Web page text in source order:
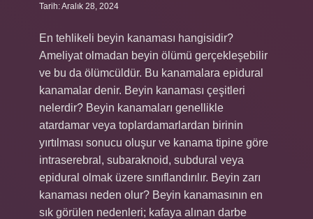
Tarih: Aralık 28, 2024
En tehlikeli beyin kanaması hangisidir?
Ameliyat olmadan beyin ölümü gerçekleşebilir
ve bu da ölümcüldür. Bu kanamalara epidural
kanamalar denir. Beyin kanaması çeşitleri
nelerdir? Beyin kanamaları genellikle
atardamar veya toplardamarlardan birinin
yırtılması sonucu oluşur ve kanama tipine göre
intraserebral, subaraknoid, subdural veya
epidural olmak üzere sınıflandırılır. Beyin zarı
kanaması neden olur? Beyin kanamasının en
sık görülen nedenleri; kafaya alınan darbe